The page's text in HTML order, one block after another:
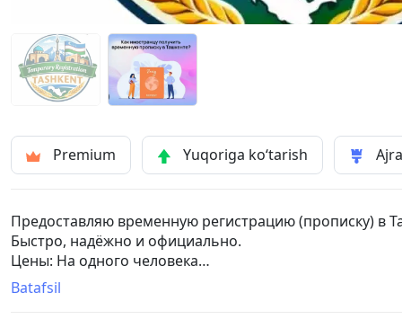
Premium Yuqoriga ko‘tarish
Предоставляю временную регистрацию (прописку) в
Быстро, надёжно и официально.
Цены: На одного человека
• Временная регистрация:
Batafsil